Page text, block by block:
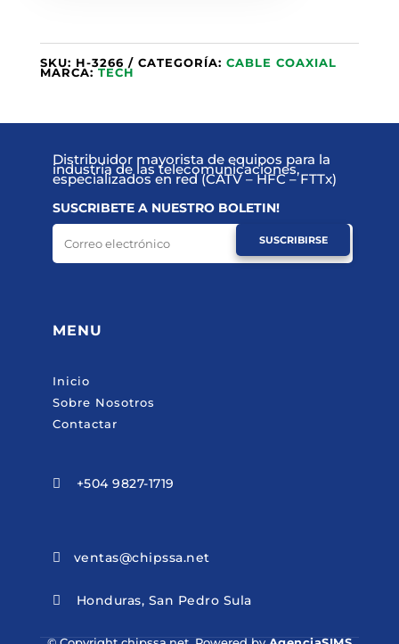
SKU: H-3266 CATEGORÍA: CABLE COAXIAL
MARCA:TECH
Distribuidor mayorista de equipos para la
industria de las telecomunicaciones,
especializados en red (CATV – HFC – FTTx)
SUSCRIBETE A NUESTRO BOLETIN!
SUSCRIBIRSE
MENU
Inicio
Sobre Nosotros
Contactar
 +504 9827-1719
 ventas@chipssa.net
 Honduras, San Pedro Sula